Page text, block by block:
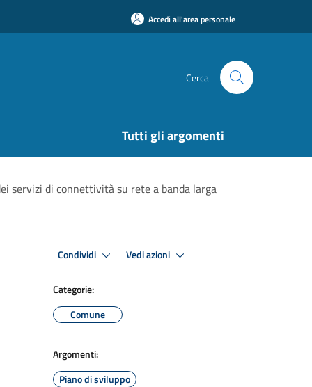
Accedi all'area personale
Cerca
Tutti gli argomenti
servizi di connettività su rete a banda larga
Condividi Vedi azioni
Categorie:
Comune
Argomenti:
Piano di sviluppo